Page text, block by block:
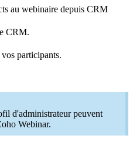
au webinaire depuis CRM
CRM.
participants.
d'administrateur peuvent
Webinar.